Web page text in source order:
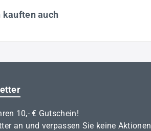
kauften auch
10,- € Gutschein!
an und verpassen Sie keine Aktionen